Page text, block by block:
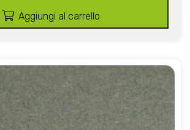
Aggiungi al carrello